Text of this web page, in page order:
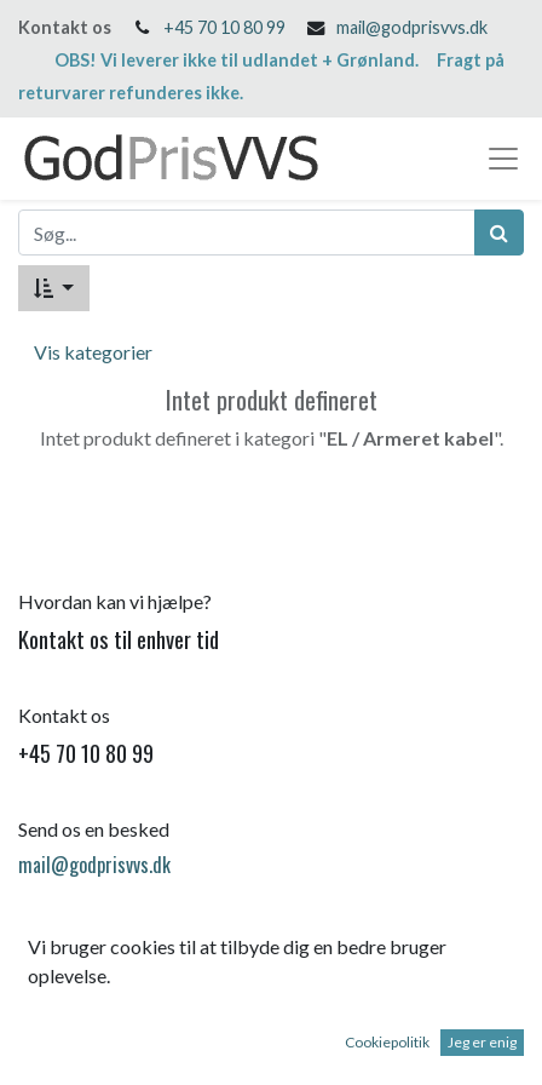
Kontakt os +45 70 10 80 99
mail@godprisvvs.dk
OBS! Vi leverer ikke til udlandet + Grønland. Fragt på
returvarer refunderes ikke.
Vis kategorier
Intet produkt defineret
Intet produkt defineret i kategori "EL / Armeret kabel".
Hvordan kan vi hjælpe?
Kontakt os til enhver tid
Kontakt os
+45 70 10 80 99
Send os en besked
mail@godprisvvs.dk
Startside
Vi bruger cookies til at tilbyde dig en bedre bruger
oplevelse.
Cookiepolitik Jeg er enig